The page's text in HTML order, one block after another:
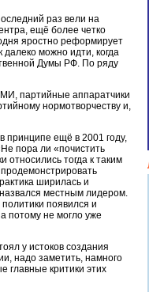
раз вели на
ещё более четко
яростно реформирует
можно идти, когда
Думы РФ. По ряду
партийные аппаратчики
нормотворчеству и,
принципе ещё в 2001 году,
пора ли «почистить
тогда к таким
ширилась и
местным лидером.
появился и
потому не могло уже
у истоков создания
надо заметить, намного
критики этих